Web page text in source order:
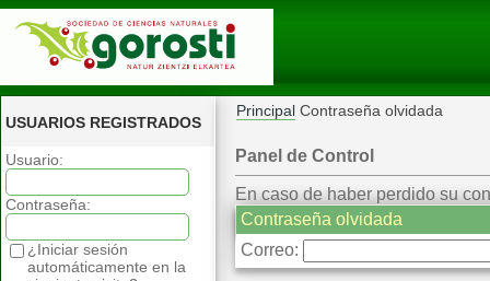
USUARIOS REGISTRADOS
Usuario:
Contraseña:
¿Iniciar sesión
automáticamente en la
Principal Contraseña olvidada
Panel de Control
En caso de haber perdido su
Contraseña olvidada
Correo: